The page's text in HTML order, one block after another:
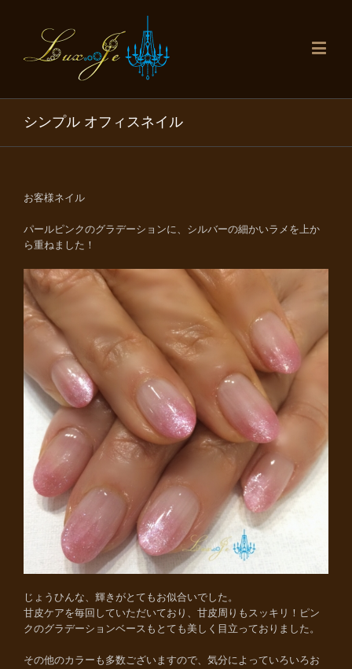
シンプル オフィスネイル
お客様ネイル
パールピンクのグラデーションに、シルバーの細かいラメを上か
ら重ねました！
じょうひんな、輝きがとてもお似合いでした。
甘皮ケアを毎回していただいており、甘皮周りもスッキリ！ピン
クのグラデーションベースもとても美しく目立っておりました。
その他のカラーも多数ございますので、気分によっていろいろお